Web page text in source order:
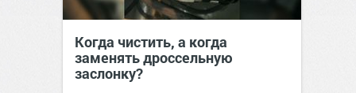
Когда чистить, а когда
заменять дроссельную
заслонку?